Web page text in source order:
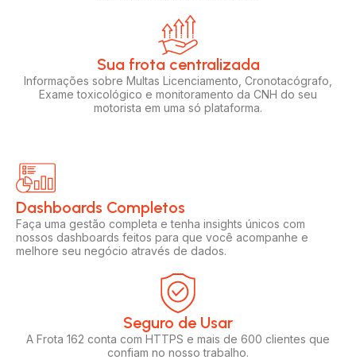
Sua frota centralizada​
Informações sobre Multas Licenciamento, Cronotacógrafo,
Exame toxicológico e monitoramento da CNH do seu
motorista em uma só plataforma.
Dashboards Completos​​
Faça uma gestão completa e tenha insights únicos com
nossos dashboards feitos para que você acompanhe e
melhore seu negócio através de dados.
Seguro de Usar​
A Frota 162 conta com HTTPS e mais de 600 clientes que
confiam no nosso trabalho.